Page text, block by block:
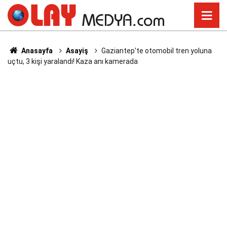
Anasayfa Asayiş
Gaziantep'te otomobil tren yoluna
uçtu, 3 kişi yaralandı! Kaza anı kamerada